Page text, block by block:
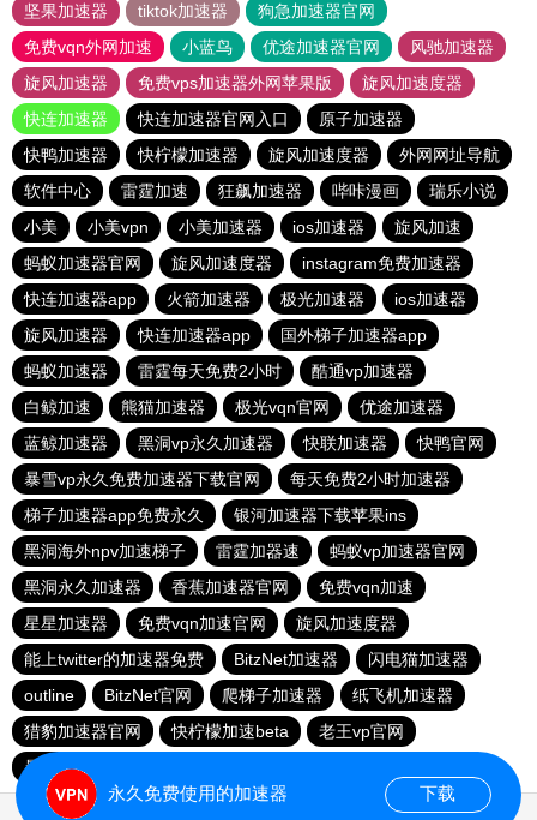
坚果加速器
tiktok加速器
狗急加速器官网
免费vqn外网加速
小蓝鸟 优途加速器官网
风驰加速器
旋风加速器
免费vps加速器外网苹果版
旋风加速度器
快连加速器
快连加速器官网入口
原子加速器
快鸭加速器
快柠檬加速器 旋风加速度器
外网网址导航
软件中心
雷霆加速 狂飙加速器 哔咔漫画
瑞乐小说
小美
小美vpn 小美加速器 ios加速器
旋风加速
蚂蚁加速器官网
旋风加速度器
instagram免费加速器
快连加速器app
火箭加速器 极光加速器
ios加速器
旋风加速器
快连加速器app
国外梯子加速器app
蚂蚁加速器
雷霆每天免费2小时
酷通vp加速器
白鲸加速
熊猫加速器 极光vqn官网
优途加速器
蓝鲸加速器
黑洞vp永久加速器 快联加速器
快鸭官网
暴雪vp永久免费加速器下载官网
每天免费2小时加速器
梯子加速器app免费永久
银河加速器下载苹果ins
黑洞海外npv加速梯子
雷霆加器速
蚂蚁vp加速器官网
黑洞永久加速器
香蕉加速器官网
免费vqn加速
星星加速器
免费vqn加速官网
旋风加速度器
能上twitter的加速器免费
BitzNet加速器
闪电猫加速器
outline
BitzNet官网 爬梯子加速器
纸飞机加速器
猎豹加速器官网
快柠檬加速beta
老王vp官网
暴雪vp永久免费加速器下载官网
永久免费使用的加速器 下载